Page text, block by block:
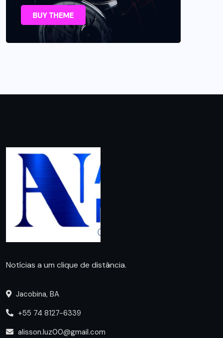
Notícias a um clique de distância.
Jacobina, BA
+55 74 8127-6339
alisson.luz00@gmail.com